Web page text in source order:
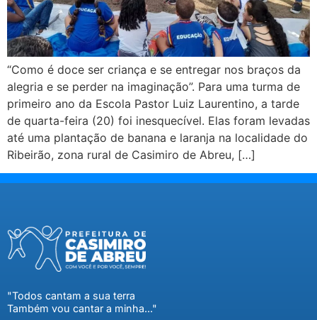
“Como é doce ser criança e se entregar nos braços da
alegria e se perder na imaginação”. Para uma turma de
primeiro ano da Escola Pastor Luiz Laurentino, a tarde
de quarta-feira (20) foi inesquecível. Elas foram levadas
até uma plantação de banana e laranja na localidade do
Ribeirão, zona rural de Casimiro de Abreu, […]
"Todos cantam a sua terra
Também vou cantar a minha..."